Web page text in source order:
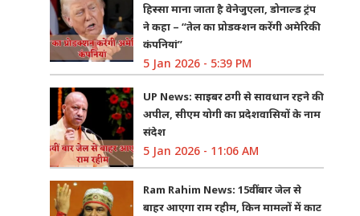
हिस्सा माना जाता है वेनेजुएला, डोनाल्ड ट्रंप
ने कहा – “तेल का प्रोडक्शन करेंगी अमेरिकी
कंपनियां”
5 Jan 2026 - 5:39 PM
UP News: साइबर ठगी से सावधान रहने की
अपील, सीएम योगी का प्रदेशवासियों के नाम
संदेश
5 Jan 2026 - 11:06 AM
Ram Rahim News: 15वीं बार जेल से
बाहर आएगा राम रहीम, किन मामलों में काट